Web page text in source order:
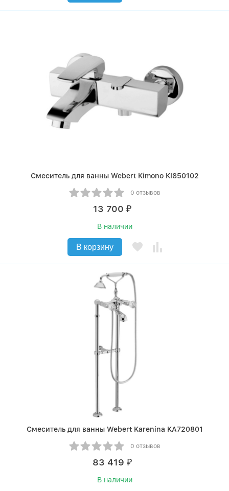
Смеситель для ванны Webert Kimono KI850102
0 отзывов
13 700 ₽
В наличии
В корзину
Смеситель для ванны Webert Karenina KA720801
0 отзывов
83 419 ₽
В наличии